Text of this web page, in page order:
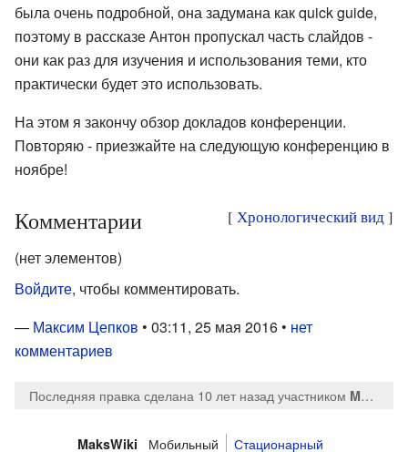
была очень подробной, она задумана как quick guide,
поэтому в рассказе Антон пропускал часть слайдов -
они как раз для изучения и использования теми, кто
практически будет это использовать.
На этом я закончу обзор докладов конференции.
Повторяю - приезжайте на следующую конференцию в
ноябре!
[ Хронологический вид]
Комментарии
(нет элементов)
Войдите, чтобы комментировать.
— Максим Цепков • 03:11, 25 мая 2016 • нет
комментариев
Последняя правка сделана 10 лет назадучастником MaksTsepkov
MaksWiki Мобильный Стационарный